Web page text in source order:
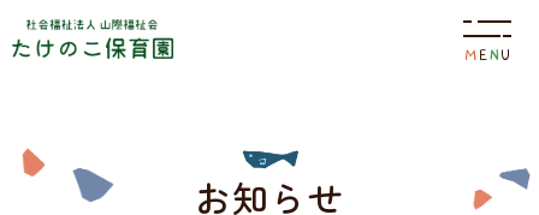
M EN U
お知らせ